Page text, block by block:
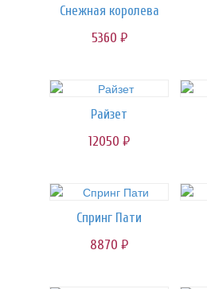
Снежная королева
5360 руб.
Райзет
12050 руб.
Спринг Пати
8870 руб.